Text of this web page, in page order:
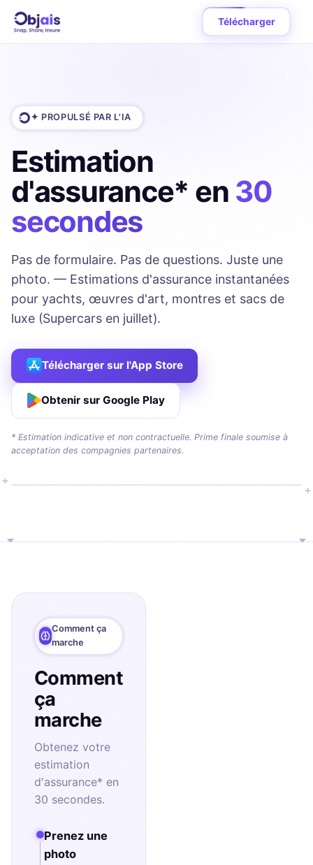
Télécharger
✦ PROPULSÉ PAR L'IA
Estimation
d'assurance* en 30
secondes
Pas de formulaire. Pas de questions. Juste une
photo. — Estimations d'assurance instantanées
pour yachts, œuvres d'art, montres et sacs de
luxe (Supercars en juillet).
Télécharger sur l'App Store
Obtenir sur Google Play
* Estimation indicative et non contractuelle. Prime finale soumise à
acceptation des compagnies partenaires.
+
+
Comment ça
marche
Comment
ça
marche
Obtenez votre
estimation
d'assurance* en
30 secondes.
Prenez une
photo